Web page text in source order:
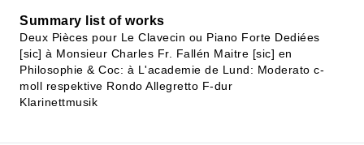
Summary list of works
Deux Pièces pour Le Clavecin ou Piano Forte Dediées
[sic] à Monsieur Charles Fr. Fallén Maitre [sic] en
Philosophie & Coc: à L'academie de Lund: Moderato c-
moll respektive Rondo Allegretto F-dur
Klarinettmusik